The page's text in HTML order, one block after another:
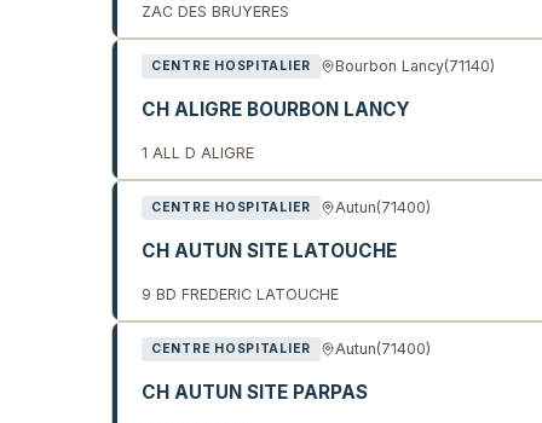
ZAC DES BRUYERES
CENTRE HOSPITALIER Bourbon Lancy(71140)
CH ALIGRE BOURBON LANCY
1 ALL D ALIGRE
CENTRE HOSPITALIER Autun(71400)
CH AUTUN SITE LATOUCHE
9 BD FREDERIC LATOUCHE
CENTRE HOSPITALIER Autun(71400)
CH AUTUN SITE PARPAS